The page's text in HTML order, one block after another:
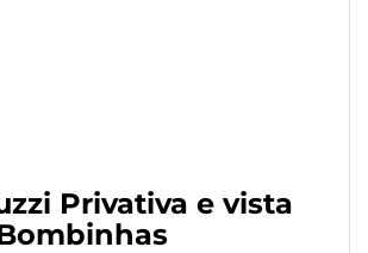
Privativa e vista